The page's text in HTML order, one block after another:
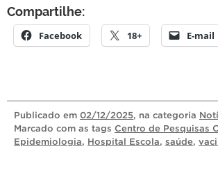
Compartilhe:
Facebook 18+ E-mail
Publicado em 02/12/2025, na categoria
Marcado com as tags Centro de Pesquisas
Epidemiologia, Hospital Escola, saúde,